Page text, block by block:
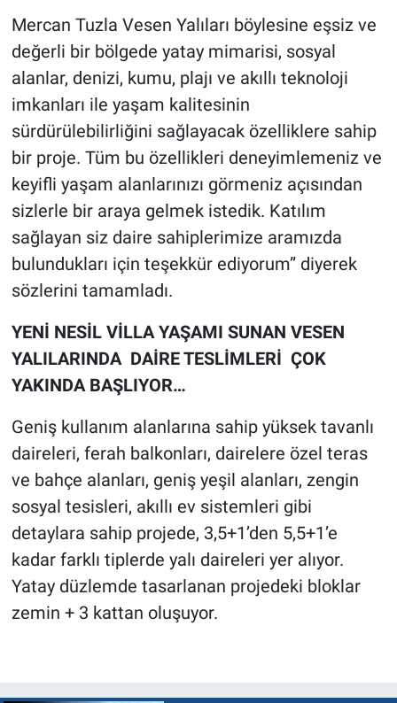
Mercan Tuzla Vesen Yalıları böylesine eşsiz ve
değerli bir bölgede yatay mimarisi, sosyal
alanlar, denizi, kumu, plajı ve akıllı teknoloji
imkanları ile yaşam kalitesinin
sürdürülebilirliğini sağlayacak özelliklere sahip
bir proje. Tüm bu özellikleri deneyimlemeniz ve
keyifli yaşam alanlarınızı görmeniz açısından
sizlerle bir araya gelmek istedik. Katılım
sağlayan siz daire sahiplerimize aramızda
bulundukları için teşekkür ediyorum” diyerek
sözlerini tamamladı.
YENİ NESİL VİLLA YAŞAMI SUNAN VESEN
YALILARINDA DAİRE TESLİMLERİ ÇOK
YAKINDA BAŞLIYOR…
Geniş kullanım alanlarına sahip yüksek tavanlı
daireleri, ferah balkonları, dairelere özel teras
ve bahçe alanları, geniş yeşil alanları, zengin
sosyal tesisleri, akıllı ev sistemleri gibi
detaylara sahip projede, 3,5+1’den 5,5+1’e
kadar farklı tiplerde yalı daireleri yer alıyor.
Yatay düzlemde tasarlanan projedeki bloklar
zemin + 3 kattan oluşuyor.